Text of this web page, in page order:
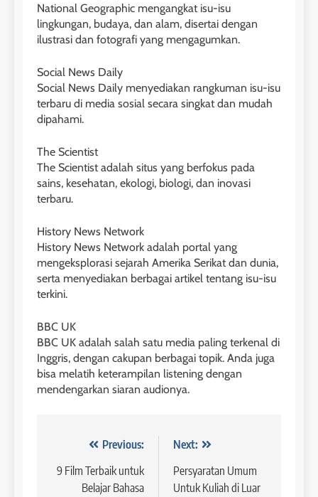
1
Online IELTS Courses
2
LEIDEN INSTITUTE
3
Study IELTS Preparation
LEIDEN INSTITUTE
4
LEIDEN INSTITUTE
5
LEIDEN INSTITUTE
40
COURSE PERIODS
Batch VI : 15 Maret – 13 April
2023
COURSE PERIODS
Batch V : 1 – 29 Maret 2023
COURSE PERIODS
Maret 2023
National Geographic mengangkat isu-isu
lingkungan, budaya, dan alam, disertai dengan
ilustrasi dan fotografi yang mengagumkan.
Social News Daily
Social News Daily menyediakan rangkuman isu-isu
terbaru di media sosial secara singkat dan mudah
dipahami.
The Scientist
The Scientist adalah situs yang berfokus pada
sains, kesehatan, ekologi, biologi, dan inovasi
terbaru.
History News Network
History News Network adalah portal yang
mengeksplorasi sejarah Amerika Serikat dan dunia,
serta menyediakan berbagai artikel tentang isu-isu
terkini.
BBC UK
BBC UK adalah salah satu media paling terkenal di
Inggris, dengan cakupan berbagai topik. Anda juga
bisa melatih keterampilan listening dengan
mendengarkan siaran audionya.
Navigasi
pos
Previous:
9 Film Terbaik untuk
Belajar Bahasa
Next:
Persyaratan Umum
Untuk Kuliah di Luar